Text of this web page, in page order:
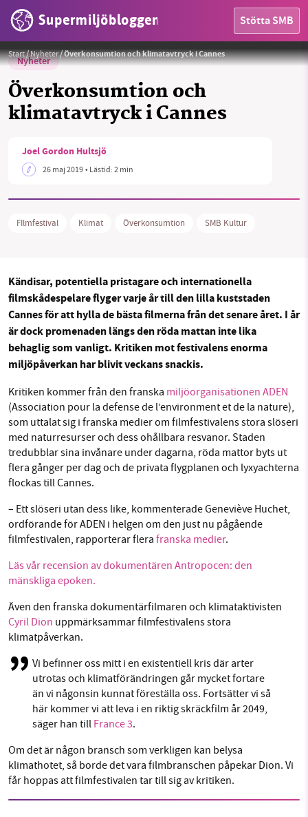
Supermiljöbloggen Stötta SMB
OMRÅDEN
MILJÖFAKTA
Sök Sparade inlägg Tipsa oss
Facebook Instagram BlueSky
Threads
Start/Nyheter/Överkonsumtion och klimatavtryck i Cannes
Nyheter
Överkonsumtion och
klimatavtryck i Cannes
Joel Gordon Hultsjö
26 maj 2019• Lästid:2 min
FIlmfestival Klimat Överkonsumtion SMB Kultur
Kändisar, potentiella pristagare och internationella
filmskådespelare flyger varje år till den lilla kuststaden
Cannes för att hylla de bästa filmerna från det senare året. I år
är dock promenaden längs den röda mattan inte lika
behaglig som vanligt. Kritiken mot festivalens enorma
miljöpåverkan har blivit veckans snackis.
Kritiken kommer från den franska miljöorganisationen ADEN
(Association pour la defense de l’environment et de la nature),
som uttalat sig i franska medier om filmfestivalens stora slöseri
med naturresurser och dess ohållbara resvanor. Staden
tredubblar sina invånare under dagarna, röda mattor byts ut
flera gånger per dag och de privata flygplanen och lyxyachterna
flockas till Cannes.
– Ett slöseri utan dess like, kommenterade Geneviève Huchet,
ordförande för ADEN i helgen om den just nu pågående
filmfestivalen, rapporterar flera franska medier.
Läs vår recension av dokumentären Antropocen: den
mänskliga epoken.
Även den franska dokumentärfilmaren och klimataktivisten
Cyril Dion uppmärksammar filmfestivalens stora
klimatpåverkan.
Vi befinner oss mitt i en existentiell kris där arter
utrotas och klimatförändringen går mycket fortare
än vi någonsin kunnat föreställa oss. Fortsätter vi så
här kommer vi att leva i en riktig skräckfilm år 2049,
säger han till France 3.
Om det är någon bransch som verkligen kan belysa
klimathotet, så borde det vara filmbranschen påpekar Dion. Vi
får hoppas att filmfestivalen tar till sig av kritiken.
SMB kämpar för en hållbar framtid. Sedan
starten 2010 har vår ideella redaktion drivit
miljödebatten framåt genom
nyhetsbevakning och granskningar. Nu vill vi
utveckla vårt arbete – och vi hoppas att du
vill hjälpa oss.
Stötta vårt arbete genom att swisha en slant till
1231368703